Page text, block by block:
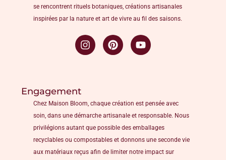
se rencontrent rituels botaniques, créations artisanales
inspirées par la nature et art de vivre au fil des saisons.
Engagement
Chez Maison Bloom, chaque création est pensée avec
soin, dans une démarche artisanale et responsable. Nous
privilégions autant que possible des emballages
recyclables ou compostables et donnons une seconde vie
aux matériaux reçus afin de limiter notre impact sur